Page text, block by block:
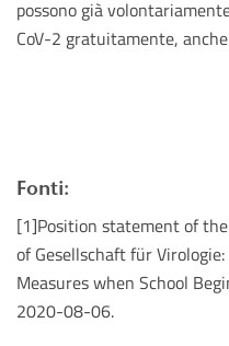
possono già
CoV-2 gratuitamente,
Fonti:
[1]Position statement of
of Gesellschaft für
Measures when School
2020-08-06.